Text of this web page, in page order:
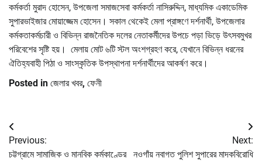
কর্মকর্তা মুরাদ হোসেন, উপজেলা সমাজসেবা কর্মকর্তা নাসিরুদ্দিন, মাধ্যমিক একাডেমিক
সুপারভাইজার মোয়াজ্জেম হোসেন। সকাল থেকেই মেলা প্রাঙ্গণে দর্শনার্থী, উপজেলার
কর্মকতাকর্মচারী ও বিভিন্ন রাজনৈতিক দলের নেতাকর্মীদের উপচে পড়া ভিড়ে উৎসবমুখর
পরিবেশের সৃষ্টি হয়। মেলায় মোট ৬টি স্টল অংশগ্রহণ করে, যেখানে বিভিন্ন ধরনের
ঐতিহ্যবাহী পিঠা ও সাংস্কৃতিক উপস্থাপনা দর্শনার্থীদের আকর্ষণ করে।
Posted in জেলার খবর, ফেনী
Post
navigation
Previous:
চট্টগ্রামে সামাজিক ও মানবিক কর্মকাণ্ডের
Next:
নওগাঁয় নবাগত পুলিশ সুপারের মাদকবিরোধি